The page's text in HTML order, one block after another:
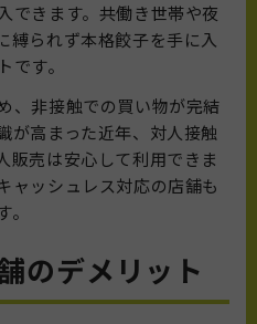
できます。共働き世帯や夜
縛られず本格餃子を手に入
です。
、非接触での買い物が完結
が高まった近年、対人接触
販売は安心して利用できま
ャッシュレス対応の店舗も
のデメリット